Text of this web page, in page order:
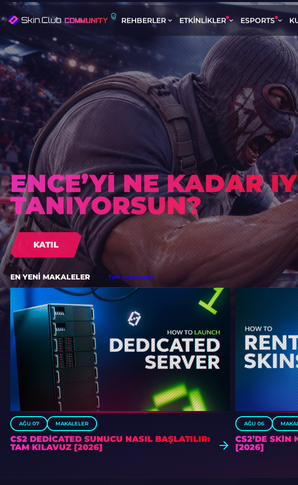
REHBERLER ETKINLIKLER ESPORTS
GÜNLÜK HEDIYE
ŞIMDI AÇ
EN YENI MAKALELER TÜM MAKALELER
AĞU 07 MAKALELER
CS2 DEDICATED SUNUCU NASIL BAŞLATILIR:
TAM KILAVUZ [2026]
AĞU 06
CS2’DE SKIN
[2026]